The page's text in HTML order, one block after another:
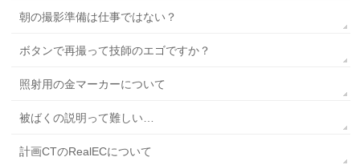
朝の撮影準備は仕事ではない？
ボタンで再撮って技師のエゴですか？
照射用の金マーカーについて
被ばくの説明って難しい…
計画CTのRealECについて